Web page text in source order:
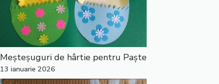
Meșteșuguri de hârtie pentru Paște
13 ianuarie 2026